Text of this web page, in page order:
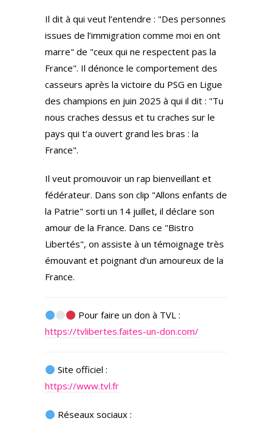
Il dit à qui veut l’entendre : "Des personnes
issues de l’immigration comme moi en ont
marre" de "ceux qui ne respectent pas la
France". Il dénonce le comportement des
casseurs après la victoire du PSG en Ligue
des champions en juin 2025 à qui il dit : "Tu
nous craches dessus et tu craches sur le
pays qui t’a ouvert grand les bras : la
France".
Il veut promouvoir un rap bienveillant et
fédérateur. Dans son clip "Allons enfants de
la Patrie" sorti un 14 juillet, il déclare son
amour de la France. Dans ce "Bistro
Libertés", on assiste à un témoignage très
émouvant et poignant d’un amoureux de la
France.
Pour faire un don à TVL :
https://tvlibertes.faites-un-don.com/
Site officiel :
https://www.tvl.fr
Réseaux sociaux :